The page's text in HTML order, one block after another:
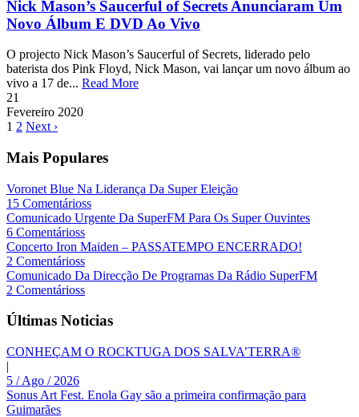
Nick Mason’s Saucerful of Secrets Anunciaram Um
Novo Álbum E DVD Ao Vivo
O projecto Nick Mason’s Saucerful of Secrets, liderado pelo
baterista dos Pink Floyd, Nick Mason, vai lançar um novo álbum ao
vivo a 17 de... Read More
21
Fevereiro 2020
1 2 Next ›
Mais Populares
Voronet Blue Na Liderança Da Super Eleição
15 Comentárioss
Comunicado Urgente Da SuperFM Para Os Super Ouvintes
6 Comentárioss
Concerto Iron Maiden – PASSATEMPO ENCERRADO!
2 Comentárioss
Comunicado Da Direcção De Programas Da Rádio SuperFM
2 Comentárioss
Últimas Noticias
CONHEÇAM O ROCKTUGA DOS SALVA’TERRA®
|
5 / Ago / 2026
Sonus Art Fest. Enola Gay são a primeira confirmação para
Guimarães